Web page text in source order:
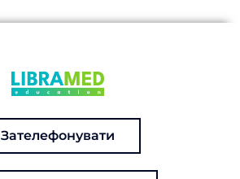
Зателефонувати